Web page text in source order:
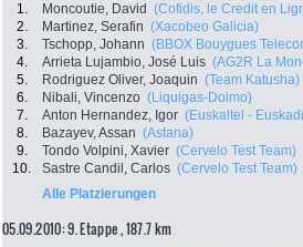
1. Moncoutie, David (Cofidis, le Credit en
2.
Martinez, Serafin (Xacobeo Galicia)
3.
Tschopp, Johann (BBOX Bouygues
4.
Arrieta Lujambio, José Luis (AG2R La
5.
Rodriguez Oliver, Joaquin (Team Katusha)
6.
Nibali, Vincenzo (Liquigas-Doimo)
7.
Anton Hernandez, Igor (Euskaltel -
8.
Bazayev, Assan (Astana)
9.
Tondo Volpini, Xavier (Cervelo Test Team)
10.
Sastre Candil, Carlos (Cervelo Test Team)
Alle Platzierungen
05.09.2010: 9. Etappe , 187.7 km